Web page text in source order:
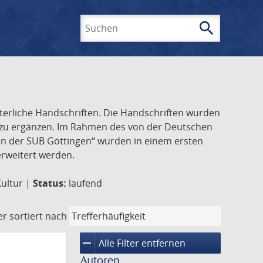
search
Handschriften. Die Handschriften wurden
ergänzen. Im Rahmen des von der Deutschen
SUB Göttingen“ wurden in einem ersten
werden.
| Status: laufend
sortiert nach
remove Alle Filter entfernen